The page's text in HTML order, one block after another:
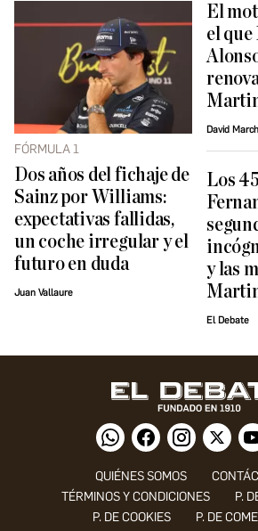
FÓRMULA 1
Dos años del fichaje de
Sainz por Williams:
expectativas fallidas,
un coche irregular y el
futuro en duda
Juan Vallaure
El
el que
David
Los
y las
El Debate
QUIÉNES SOMOS
TÉRMINOS Y CONDICIONES
P.
P. DE COOKIES
P. DE